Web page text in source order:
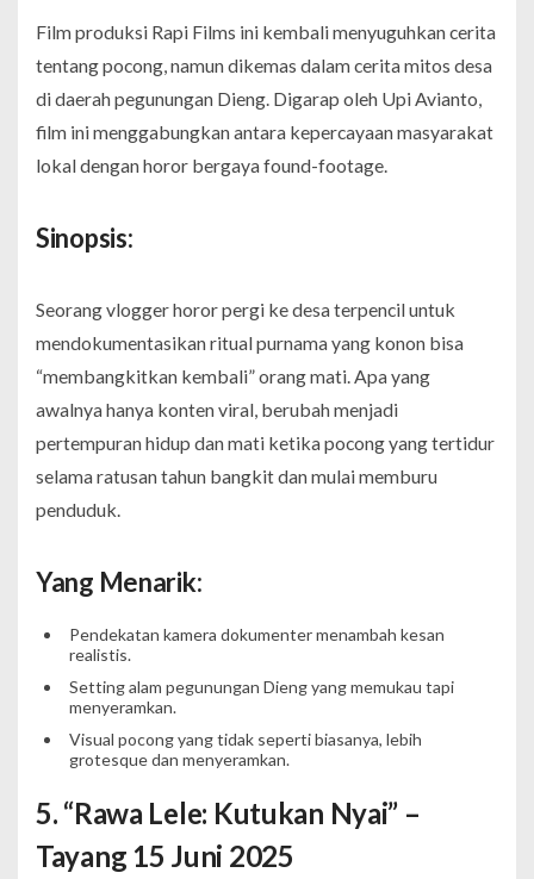
Film produksi Rapi Films ini kembali menyuguhkan cerita
tentang pocong, namun dikemas dalam cerita mitos desa
di daerah pegunungan Dieng. Digarap oleh Upi Avianto,
film ini menggabungkan antara kepercayaan masyarakat
lokal dengan horor bergaya found-footage.
Sinopsis:
Seorang vlogger horor pergi ke desa terpencil untuk
mendokumentasikan ritual purnama yang konon bisa
“membangkitkan kembali” orang mati. Apa yang
awalnya hanya konten viral, berubah menjadi
pertempuran hidup dan mati ketika pocong yang tertidur
selama ratusan tahun bangkit dan mulai memburu
penduduk.
Yang Menarik:
Pendekatan kamera dokumenter menambah kesan
realistis.
Setting alam pegunungan Dieng yang memukau tapi
menyeramkan.
Visual pocong yang tidak seperti biasanya, lebih
grotesque dan menyeramkan.
5. “Rawa Lele: Kutukan Nyai” –
Tayang 15 Juni 2025